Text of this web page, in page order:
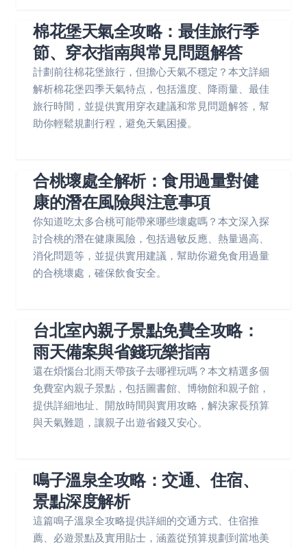
棉花堡天氣全攻略：最佳旅行季
節、穿衣指南與常見問題解答
計劃前往棉花堡旅行，但擔心天氣不穩定？本文詳細
解析棉花堡四季天氣特点，包括溫度、降雨量、最佳
旅行時間，並提供實用穿衣建議和常見問題解答，幫
助你輕鬆規劃行程，避免天氣困擾。
合桃壞處全解析：食用過量對健
康的潛在風險與注意事項
你知道吃太多合桃可能帶來哪些壞處嗎？本文深入探
討合桃的潛在健康風險，包括過敏反應、熱量過高、
消化問題等，並提供實用建議，幫助你避免食用過量
的合桃壞處，確保飲食安全。
台北室內親子景點免費全攻略：
雨天備案與省錢玩樂指南
還在煩惱台北雨天帶孩子去哪裡玩嗎？本文精選多個
免費室內親子景點，包括圖書館、博物館和親子館，
提供詳細地址、開放時間與實用攻略，解決家長預算
與天氣難題，讓親子出遊省錢又安心。
鳴子溫泉全攻略：交通、住宿、
景點深度解析
這篇鳴子溫泉全攻略提供詳細的交通方式、住宿推
薦、必遊景點及實用貼士，涵蓋從預算規劃到當地美